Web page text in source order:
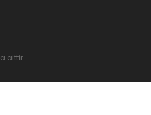
aittir.